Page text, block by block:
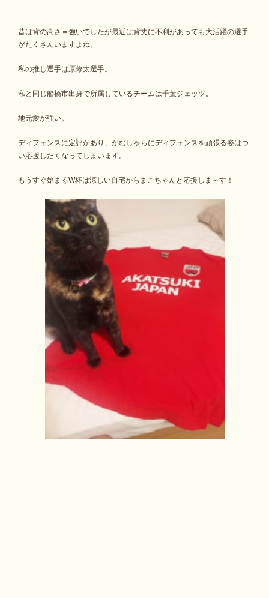
昔は背の高さ＝強いでしたが最近は背丈に不利があっても大活躍の選手
がたくさんいますよね。
私の推し選手は原修太選手。
私と同じ船橋市出身で所属しているチームは千葉ジェッツ。
地元愛が強い。
ディフェンスに定評があり、がむしゃらにディフェンスを頑張る姿はつ
い応援したくなってしまいます。
もうすぐ始まるW杯は涼しい自宅からまこちゃんと応援しま～す！